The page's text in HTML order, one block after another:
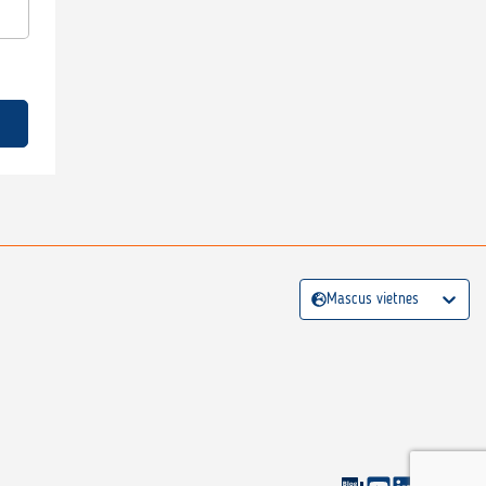
Mascus vietnes